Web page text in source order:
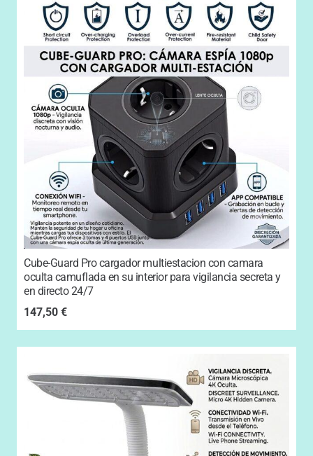
Cube-Guard Pro cargador multiestacion con camara
oculta camuflada en su interior para vigilancia secreta y
en directo 24/7
147,50 €